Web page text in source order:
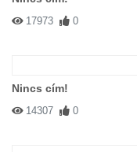
17973 0
Nincs cím!
14307 0